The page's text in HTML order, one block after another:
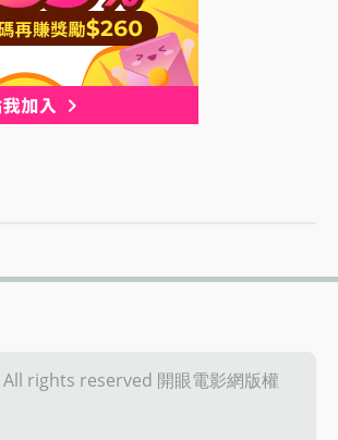
rights reserved 開眼電影網版權